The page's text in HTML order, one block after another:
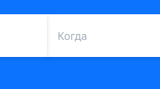
Когда